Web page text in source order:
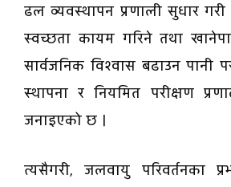
ढल व्यवस्थापन प्रणाली सुधार
स्वच्छता कायम गरिने तथा
सार्वजनिक विश्वास बढाउन पानी
स्थापना र नियमित परीक्षण
जनाइएको छ ।
त्यसैगरी, जलवायु परिवर्तनका